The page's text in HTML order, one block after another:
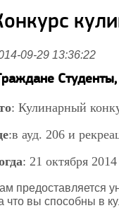
09-29 13:36:22
: Кулинарный
:в ауд. 206 и
: 21 октября
предоставляется
что вы способны в